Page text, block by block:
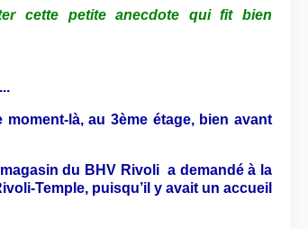
cette petite anecdote qui fit bien
là, au 3ème étage, bien avant
du BHV Rivoli a demandé à la
Temple, puisqu’il y avait un accueil